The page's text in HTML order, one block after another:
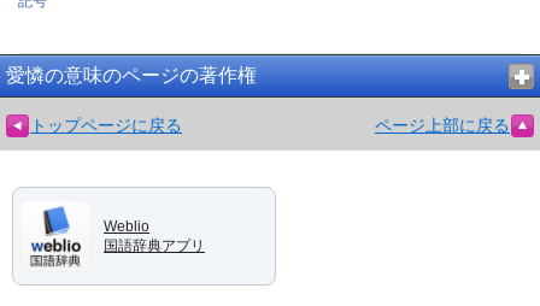
愛憐の意味のページの著作権
トップページに戻る ページ上部に戻る
Weblio
国語辞典アプリ